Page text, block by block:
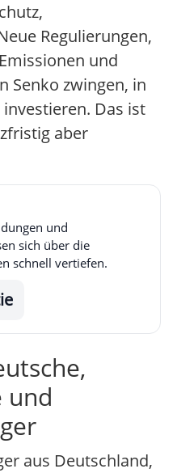
Regulierungen,
und
Senko zwingen, in
Das ist
aber
und
sich über die
schnell vertiefen.
und
aus Deutschland,